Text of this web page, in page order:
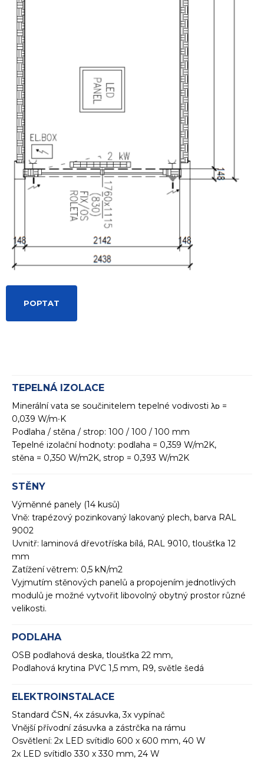
POPTAT
TEPELNÁ IZOLACE
Minerální vata se součinitelem tepelné vodivosti λᴅ =
0,039 W/m∙K
Podlaha / stěna / strop: 100 / 100 / 100 mm
Tepelné izolační hodnoty: podlaha = 0,359 W/m2K,
stěna = 0,350 W/m2K, strop = 0,393 W/m2K
STĚNY
Výměnné panely (14 kusů)
Vně: trapézový pozinkovaný lakovaný plech, barva RAL
9002
Uvnitř: laminová dřevotříska bílá, RAL 9010, tloušťka 12
mm
Zatížení větrem: 0,5 kN/m2
Vyjmutím stěnových panelů a propojením jednotlivých
modulů je možné vytvořit libovolný obytný prostor různé
velikosti.
PODLAHA
OSB podlahová deska, tloušťka 22 mm,
Podlahová krytina PVC 1,5 mm, R9, světle šedá
ELEKTROINSTALACE
Standard ČSN, 4x zásuvka, 3x vypínač
Vnější přívodní zásuvka a zástrčka na rámu
Osvětlení: 2x LED svítidlo 600 x 600 mm, 40 W
2x LED svítidlo 330 x 330 mm, 24 W